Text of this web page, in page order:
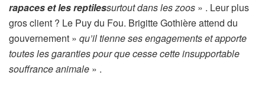
rapaces et les reptilessurtout dans les zoos » . Leur plus
gros client ? Le Puy du Fou. Brigitte Gothière attend du
gouvernement » qu’il tienne ses engagements et apporte
toutes les garanties pour que cesse cette insupportable
souffrance animale » .